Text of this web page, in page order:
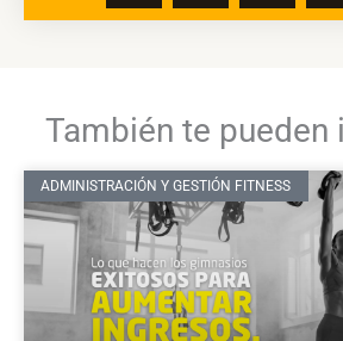
También te pueden
ADMINISTRACIÓN Y GESTIÓN FITNESS